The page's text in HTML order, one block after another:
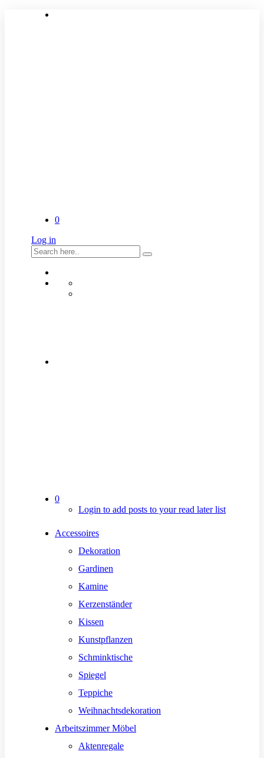
0
Log in
0
Login to add posts to your read later list
Accessoires
Dekoration
Gardinen
Kamine
Kerzenständer
Kissen
Kunstpflanzen
Schminktische
Spiegel
Teppiche
Weihnachtsdekoration
Arbeitszimmer Möbel
Aktenregale